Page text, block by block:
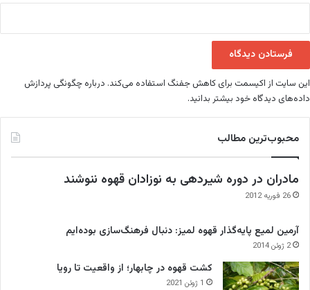
این سایت از اکیسمت برای کاهش جفنگ استفاده می‌کند. درباره چگونگی پردازش
داده‌های دیدگاه خود بیشتر بدانید.
محبوب‌ترین مطالب
مادران در دوره شیردهی به نوزادان قهوه ننوشند
26 فوریه 2012
آرمین لمیع پایه‌گذار قهوه لمیز: دنبال فرهنگ‌سازی بوده‌ایم
2 ژوئن 2014
کشت قهوه در چابهار؛ از واقعیت تا رویا
1 ژوئن 2021